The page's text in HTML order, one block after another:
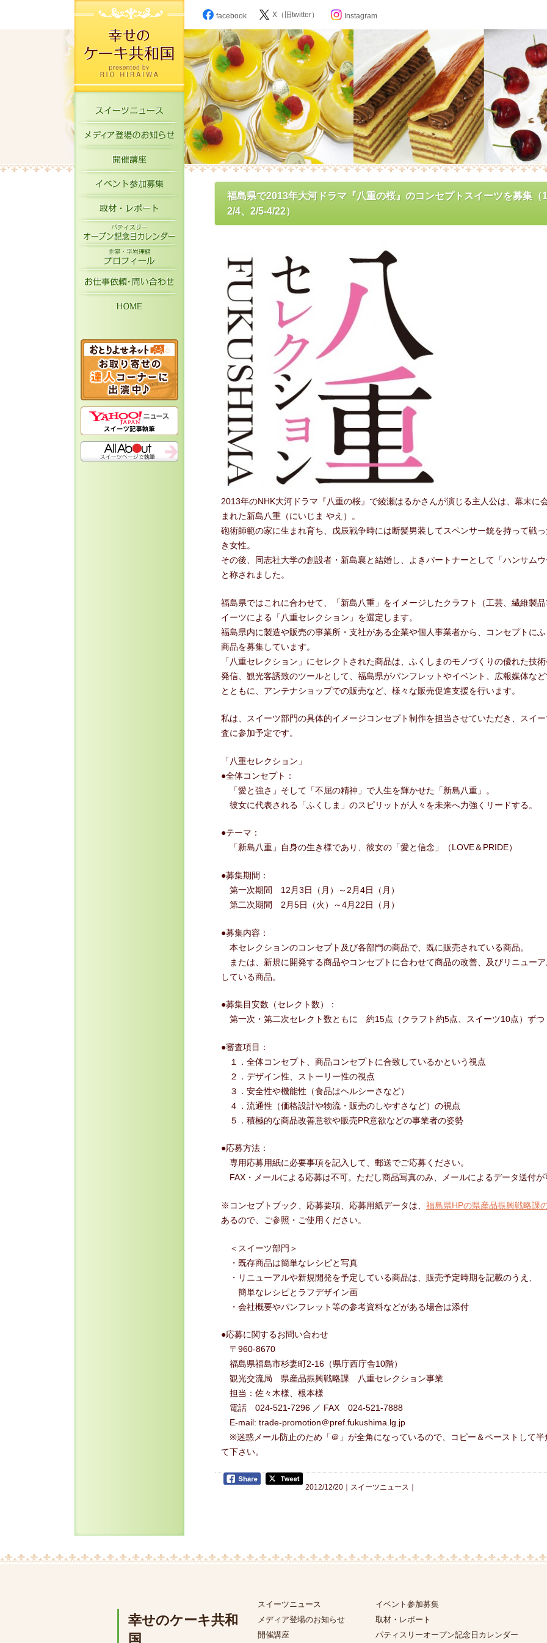
スイーツニュース
メディア登場のお知らせ
開催講座
イベント参加募集
取材・レポート
パティスリーオープン記念日カレンダー
お仕事依頼・お問い合わせ
facebook X（旧twitter） Instagram
福島県で2013年大河ドラマ『八重の桜』のコンセプトスイーツを募集（
2/4、2/5-4/22）
2013年のNHK大河ドラマ『八重の桜』で綾瀬はるかさんが演じる主人公は、幕末に
まれた新島八重（にいじま やえ）。
砲術師範の家に生まれ育ち、戊辰戦争時には断髪男装してスペンサー銃を持って戦
き女性。
その後、同志社大学の創設者・新島襄と結婚し、よきパートナーとして「ハンサム
と称されました。
福島県ではこれに合わせて、「新島八重」をイメージしたクラフト（工芸、繊維製
イーツによる「八重セレクション」を選定します。
福島県内に製造や販売の事業所・支社がある企業や個人事業者から、コンセプトに
商品を募集しています。
「八重セレクション」にセレクトされた商品は、ふくしまのモノづくりの優れた技
発信、観光客誘致のツールとして、福島県がパンフレットやイベント、広報媒体な
とともに、アンテナショップでの販売など、様々な販売促進支援を行います。
私は、スイーツ部門の具体的イメージコンセプト制作を担当させていただき、スイ
査に参加予定です。
「八重セレクション」
●全体コンセプト：
「愛と強さ」そして「不屈の精神」で人生を輝かせた「新島八重」。
彼女に代表される「ふくしま」のスピリットが人々を未来へ力強くリードする。
●テーマ：
「新島八重」自身の生き様であり、彼女の「愛と信念」（LOVE＆PRIDE）
●募集期間：
第一次期間 12月3日（月）～2月4日（月）
第二次期間 2月5日（火）～4月22日（月）
●募集内容：
本セレクションのコンセプト及び各部門の商品で、既に販売されている商品。
または、新規に開発する商品やコンセプトに合わせて商品の改善、及びリニュー
している商品。
●募集目安数（セレクト数）：
第一次・第二次セレクト数ともに 約15点（クラフト約5点、スイーツ10点）ずつ
●審査項目：
１．全体コンセプト、商品コンセプトに合致しているかという視点
２．デザイン性、ストーリー性の視点
３．安全性や機能性（食品はヘルシーさなど）
４．流通性（価格設計や物流・販売のしやすさなど）の視点
５．積極的な商品改善意欲や販売PR意欲などの事業者の姿勢
●応募方法：
専用応募用紙に必要事項を記入して、郵送でご応募ください。
FAX・メールによる応募は不可。ただし商品写真のみ、メールによるデータ送付が
※コンセプトブック、応募要項、応募用紙データは、 福島県HPの県産品振興戦略課
あるので、ご参照・ご使用ください。
＜スイーツ部門＞
・既存商品は簡単なレシピと写真
・リニューアルや新規開発を予定している商品は、販売予定時期を記載のうえ、
簡単なレシピとラフデザイン画
・会社概要やパンフレット等の参考資料などがある場合は添付
●応募に関するお問い合わせ
〒960-8670
福島県福島市杉妻町2-16（県庁西庁舎10階）
観光交流局 県産品振興戦略課 八重セレクション事業
担当：佐々木様、根本様
電話 024-521-7296 ／ FAX 024-521-7888
E-mail: trade-promotion＠pref.fukushima.lg.jp
※迷惑メール防止のため「＠」が全角になっているので、コピー＆ペーストして半
て下さい。
2012/12/20｜ スイーツニュース ｜
幸せのケーキ共和
国
スイーツニュース
メディア登場のお知らせ
開催講座
イベント参加募集
取材・レポート
パティスリーオープン記念日カレンダー